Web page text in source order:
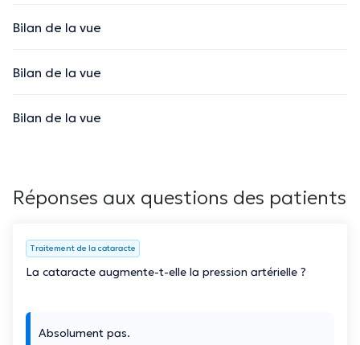
Bilan de la vue
Bilan de la vue
Bilan de la vue
Réponses aux questions des patients
Traitement de la cataracte
La cataracte augmente-t-elle la pression artérielle ?
Absolument pas.